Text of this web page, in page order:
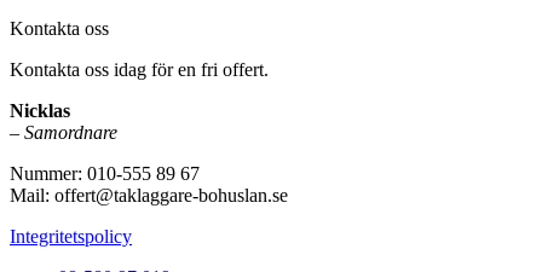
Kontakta oss
Kontakta oss idag för en fri offert.
Nicklas
– Samordnare
Nummer: 010-555 89 67
Mail: offert@taklaggare-bohuslan.se
Integritetspolicy